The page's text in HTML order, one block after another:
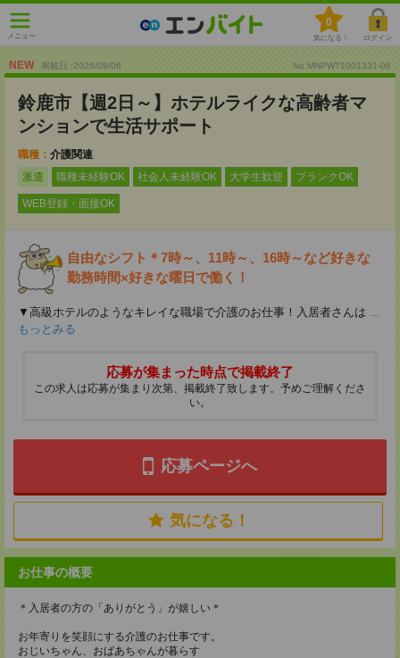
メニュー
0
気になる！ ログイン
NEW 掲載日 :2026/08/06 No.MNPWT1001331-06
鈴鹿市【週2日～】ホテルライクな高齢者マ
ンションで生活サポート
職種： 介護関連
派遣
職種未経験OK 社会人未経験OK 大学生歓迎 ブランクOK
WEB登録・面接OK
自由なシフト＊7時～、11時～、16時～など好きな
勤務時間×好きな曜日で働く！
▼高級ホテルのようなキレイな職場で介護のお仕事！入居者さんは ...
もっとみる
応募が集まった時点で掲載終了
この求人は応募が集まり次第、掲載終了致します。予めご理解くださ
い。
応募ページへ
気になる！
お仕事の概要
＊入居者の方の「ありがとう」が嬉しい＊
お年寄りを笑顔にする介護のお仕事です。
おじいちゃん、おばあちゃんが暮らす